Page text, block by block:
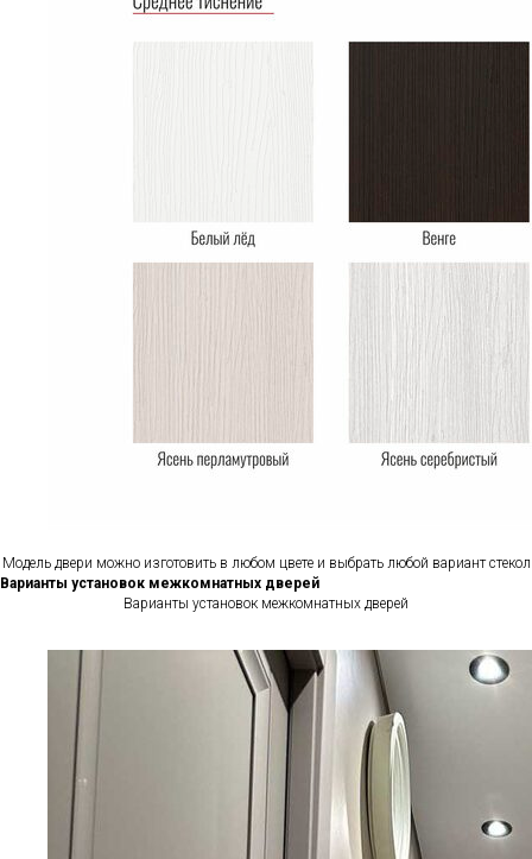
Модель двери можно изготовить в любом цвете и выбрать любой вариант стекол
Варианты установок межкомнатных дверей
Варианты установок межкомнатных дверей